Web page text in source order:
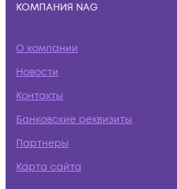
КОМПАНИЯ NAG
О компании
Новости
Контакты
Банковские реквизиты
Партнеры
Карта сайта